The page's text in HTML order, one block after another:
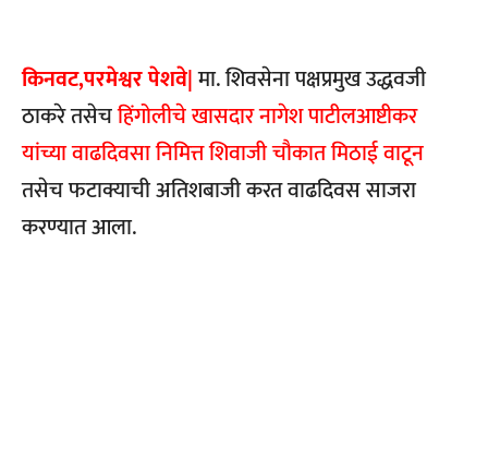
किनवट,परमेश्वर पेशवे|मा. शिवसेना पक्षप्रमुख उद्धवजी
ठाकरे तसेचहिंगोलीचे खासदार नागेश पाटीलआष्टीकर
यांच्या वाढदिवसा निमित्त शिवाजी चौकात मिठाई वाटून
तसेच फटाक्याची अतिशबाजी करत वाढदिवस साजरा
करण्यात आला.